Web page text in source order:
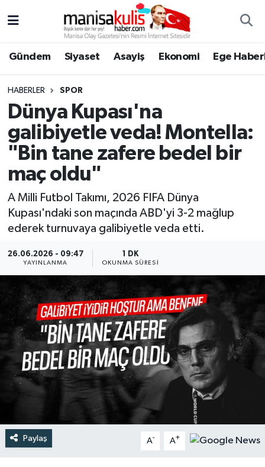
Gündem Siyaset Asayiş Ekonomi Ege
HABERLER SPOR
Dünya Kupası'na
galibiyetle veda! Montella:
"Bin tane zafere bedel bir
maç oldu"
A Milli Futbol Takımı, 2026 FIFA Dünya
Kupası'ndaki son maçında ABD'yi 3-2 mağlup
ederek turnuvaya galibiyetle veda etti.
26.06.2026 - 09:47
YAYINLANMA
1 DK
OKUNMA SÜRESI
Paylaş A- A+
Ege Haberleri
Ekonomi
Genel
Gündem
Resmi İlan
Siyaset
Spor
Türkiye
Yaşam
Yunusemre Hava Durumu
Yunusemre Trafik Yoğunluk Haritası
Süper Lig Puan Durumu ve Fikstür
Tüm Manşetler
Son Dakika Haberleri
Haber Arşivi